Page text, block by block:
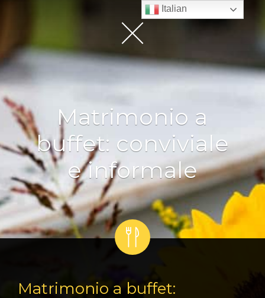
Matrimonio a
buffet: conviviale
e informale
Matrimonio a buffet:
Italian